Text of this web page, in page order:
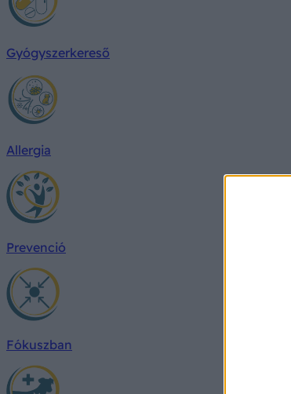
Gyógyszerkereső
Allergia
Prevenció
Fókuszban